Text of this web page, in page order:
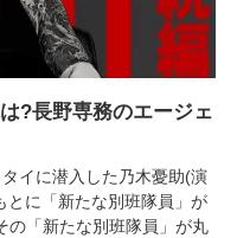
?長野専務のエージェ
イに潜入した乃木憂助(演
に「新たな別班隊員」が
の「新たな別班隊員」が丸